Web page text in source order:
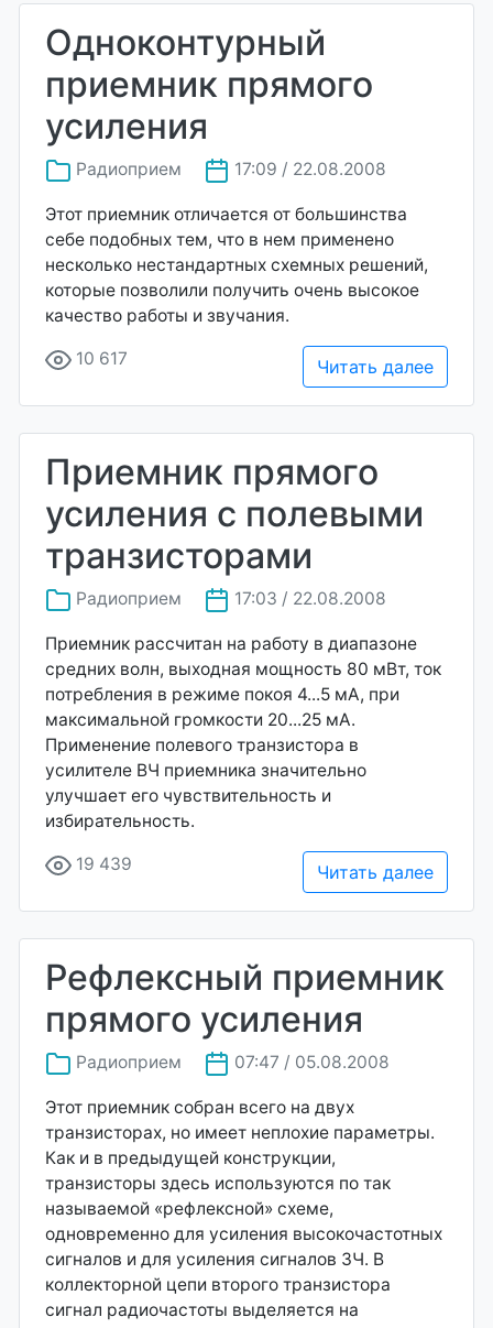
Одноконтурный
приемник прямого
усиления
Радиоприем 17:09 / 22.08.2008
Этот приемник отличается от большинства
себе подобных тем, что в нем применено
несколько нестандартных схемных решений,
которые позволили получить очень высокое
качество работы и звучания.
10 617 Читать далее
Приемник прямого
усиления с полевыми
транзисторами
Радиоприем 17:03 / 22.08.2008
Приемник рассчитан на работу в диапазоне
средних волн, выходная мощность 80 мВт, ток
потребления в режиме покоя 4...5 мА, при
максимальной громкости 20...25 мА.
Применение полевого транзистора в
усилителе ВЧ приемника значительно
улучшает его чувствительность и
избирательность.
19 439 Читать далее
Рефлексный приемник
прямого усиления
Радиоприем 07:47 / 05.08.2008
Этот приемник собран всего на двух
транзисторах, но имеет неплохие параметры.
Как и в предыдущей конструкции,
транзисторы здесь используются по так
называемой «рефлексной» схеме,
одновременно для усиления высокочастотных
сигналов и для усиления сигналов ЗЧ. В
коллекторной цепи второго транзистора
сигнал радиочастоты выделяется на